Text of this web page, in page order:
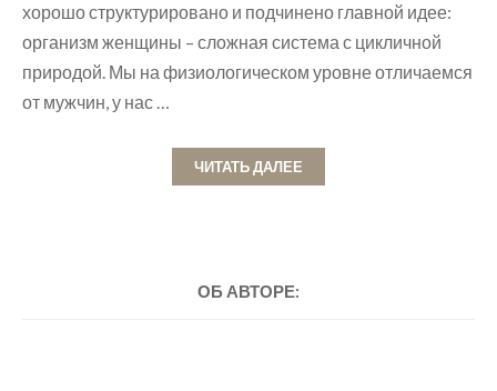
хорошо структурировано и подчинено главной идее:
организм женщины – сложная система с цикличной
природой. Мы на физиологическом уровне отличаемся
от мужчин, у нас …
ЧИТАТЬ ДАЛЕЕ
ОБ АВТОРЕ: